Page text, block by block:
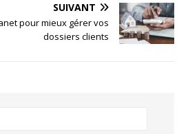
SUIVANT
pour mieux gérer vos
dossiers clients